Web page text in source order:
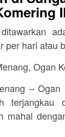
per hari atau
–
mahal